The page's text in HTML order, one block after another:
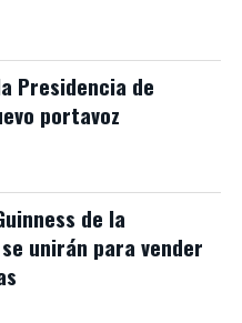
Presidencia de
portavoz
de la
unirán para vender